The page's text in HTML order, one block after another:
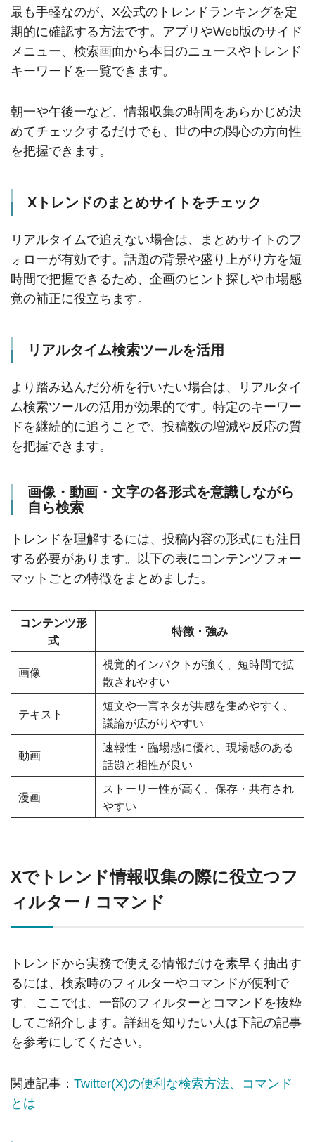
最も手軽なのが、X公式のトレンドランキングを定
期的に確認する方法です。アプリやWeb版のサイド
メニュー、検索画面から本日のニュースやトレンド
キーワードを一覧できます。
朝一や午後一など、情報収集の時間をあらかじめ決
めてチェックするだけでも、世の中の関心の方向性
を把握できます。
Xトレンドのまとめサイトをチェック
リアルタイムで追えない場合は、まとめサイトのフ
ォローが有効です。話題の背景や盛り上がり方を短
時間で把握できるため、企画のヒント探しや市場感
覚の補正に役立ちます。
リアルタイム検索ツールを活用
より踏み込んだ分析を行いたい場合は、リアルタイ
ム検索ツールの活用が効果的です。特定のキーワー
ドを継続的に追うことで、投稿数の増減や反応の質
を把握できます。
画像・動画・文字の各形式を意識しながら
自ら検索
トレンドを理解するには、投稿内容の形式にも注目
する必要があります。以下の表にコンテンツフォー
マットごとの特徴をまとめました。
コンテンツ形
式
特徴・強み
画像
視覚的インパクトが強く、短時間で拡
散されやすい
テキスト
短文や一言ネタが共感を集めやすく、
議論が広がりやすい
動画
速報性・臨場感に優れ、現場感のある
話題と相性が良い
漫画
ストーリー性が高く、保存・共有され
やすい
Xでトレンド情報収集の際に役立つフ
ィルター / コマンド
トレンドから実務で使える情報だけを素早く抽出す
るには、検索時のフィルターやコマンドが便利で
す。ここでは、一部のフィルターとコマンドを抜粋
してご紹介します。詳細を知りたい人は下記の記事
を参考にしてください。
関連記事： Twitter(X)の便利な検索方法、コマンド
とは